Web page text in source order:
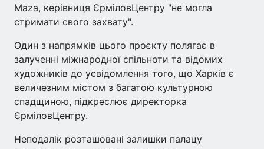
Maza, керівниця ЄрміловЦентру "не могла
стримати свого захвату".
Один з напрямків цього проєкту полягає в
залученні міжнародної спільноти та відомих
художників до усвідомлення того, що Харків є
величезним містом з багатою культурною
спадщиною, підкреслює директорка
ЄрміловЦентру.
Неподалік розташовані залишки палацу